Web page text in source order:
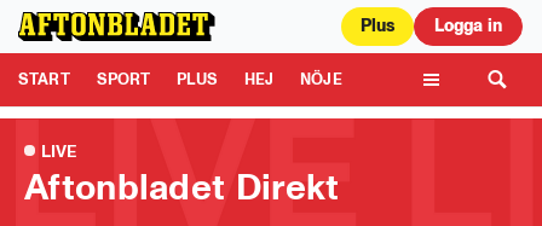
Plus Logga in
START SPORT PLUS HEJ NÖJE
Aftonbladet är en del av Schibsted Media. Schibsted News Media AB är
ansvarig för dina data på denna webbplats.Läs mer här
Tipsa oss
LIVE
Aftonbladet Direkt